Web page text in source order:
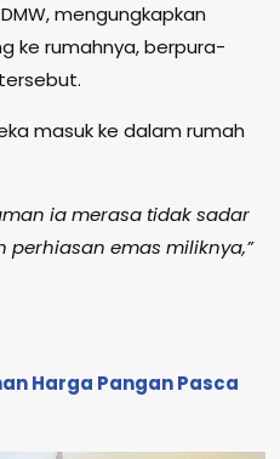
mengungkapkan
ke rumahnya, berpura-
masuk ke dalam rumah
ia merasa tidak sadar
emas miliknya,”
Harga Pangan Pasca